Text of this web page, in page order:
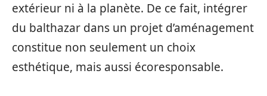
extérieur ni à la planète. De ce fait, intégrer
du balthazar dans un projet d’aménagement
constitue non seulement un choix
esthétique, mais aussi écoresponsable.